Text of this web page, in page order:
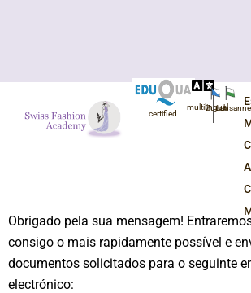
certified
multilingual
ZurichLausanne
Obrigado pela sua mensagem!
consigo o mais rapidamente possível e
documentos solicitados para o seguinte
electrónico: